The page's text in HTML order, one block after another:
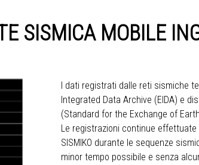
SISMICA MOBILE
I dati registrati dalle reti sismiche
Integrated Data Archive (EIDA) e
(Standard for the Exchange of
Le registrazioni continue
SISMIKO durante le sequenze
minor tempo possibile e senza